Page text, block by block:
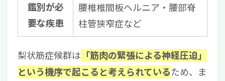
鑑別が必
要な疾患
腰椎椎間板ヘルニア・腰部脊
柱管狭窄症など
梨状筋症候群は 「筋肉の緊張による神経圧迫」
という機序で起こると考えられているため、ま